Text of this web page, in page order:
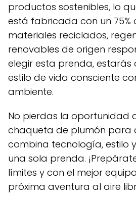
productos sostenibles, lo
está fabricada con un 75%
materiales reciclados,
renovables de origen
elegir esta prenda,
estilo de vida consciente
ambiente.
No pierdas la oportunidad
chaqueta de plumón para
combina tecnología, estilo
una sola prenda.
límites y con el mejor
próxima aventura al aire